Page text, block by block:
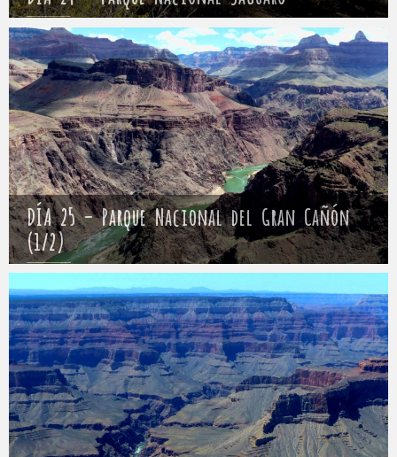
Mathieu 28 abril 2017
DÍA 25 – Parque Nacional del Gran Cañón
(1/2)
Mathieu 29 abril 2017